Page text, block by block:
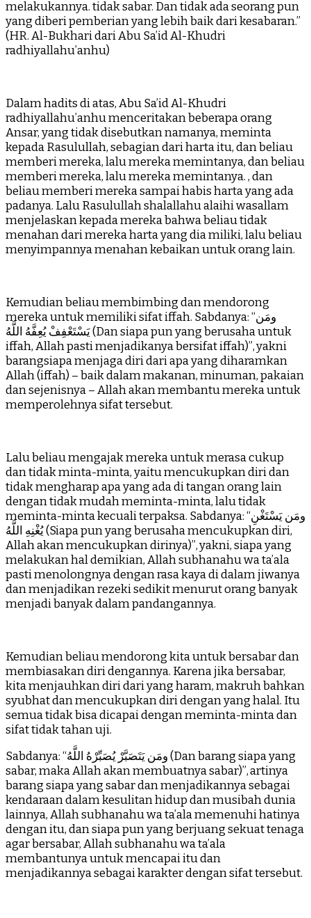
melakukannya. tidak sabar. Dan tidak ada seorang pun
yang diberi pemberian yang lebih baik dari kesabaran.”
(HR. Al-Bukhari dari Abu Sa’id Al-Khudri
radhiyallahu’anhu)
Dalam hadits di atas, Abu Sa’id Al-Khudri
radhiyallahu’anhu menceritakan beberapa orang
Ansar, yang tidak disebutkan namanya, meminta
kepada Rasulullah, sebagian dari harta itu, dan beliau
memberi mereka, lalu mereka memintanya, dan beliau
memberi mereka, lalu mereka memintanya. , dan
beliau memberi mereka sampai habis harta yang ada
padanya. Lalu Rasulullah shalallahu alaihi wasallam
menjelaskan kepada mereka bahwa beliau tidak
menahan dari mereka harta yang dia miliki, lalu beliau
menyimpannya menahan kebaikan untuk orang lain.
Kemudian beliau membimbing dan mendorong
mereka untuk memiliki sifat iffah. Sabdanya: “ومَن
يَسْتَعْفِفْ يُعِفَّهُ اللَّهُ (Dan siapa pun yang berusaha untuk
iffah, Allah pasti menjadikanya bersifat iffah)”, yakni
barangsiapa menjaga diri dari apa yang diharamkan
Allah (iffah) – baik dalam makanan, minuman, pakaian
dan sejenisnya – Allah akan membantu mereka untuk
memperolehnya sifat tersebut.
Lalu beliau mengajak mereka untuk merasa cukup
dan tidak minta-minta, yaitu mencukupkan diri dan
tidak mengharap apa yang ada di tangan orang lain
dengan tidak mudah meminta-minta, lalu tidak
meminta-minta kecuali terpaksa. Sabdanya: “ومَن يَسْتَغْنِ
يُغْنِهِ اللَّهُ (Siapa pun yang berusaha mencukupkan diri,
Allah akan mencukupkan dirinya)”, yakni, siapa yang
melakukan hal demikian, Allah subhanahu wa ta’ala
pasti menolongnya dengan rasa kaya di dalam jiwanya
dan menjadikan rezeki sedikit menurut orang banyak
menjadi banyak dalam pandangannya.
Kemudian beliau mendorong kita untuk bersabar dan
membiasakan diri dengannya. Karena jika bersabar,
kita menjauhkan diri dari yang haram, makruh bahkan
syubhat dan mencukupkan diri dengan yang halal. Itu
semua tidak bisa dicapai dengan meminta-minta dan
sifat tidak tahan uji.
Sabdanya: “ومَن يَتَصَبَّرْ يُصَبِّرْهُ اللَّهُ (Dan barang siapa yang
sabar, maka Allah akan membuatnya sabar)”, artinya
barang siapa yang sabar dan menjadikannya sebagai
kendaraan dalam kesulitan hidup dan musibah dunia
lainnya, Allah subhanahu wa ta’ala memenuhi hatinya
dengan itu, dan siapa pun yang berjuang sekuat tenaga
agar bersabar, Allah subhanahu wa ta’ala
membantunya untuk mencapai itu dan
menjadikannya sebagai karakter dengan sifat tersebut.